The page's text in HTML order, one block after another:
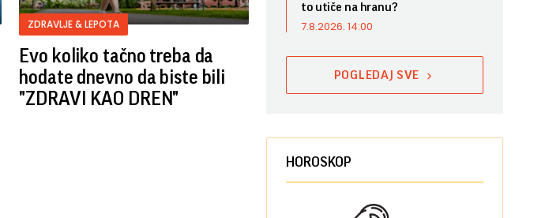
ZDRAVLJE & LEPOTA
Evo koliko tačno treba da
hodate dnevno da biste bili
"ZDRAVI KAO DREN"
to utiče na hranu?
7.8.2026. 14:00
POGLEDAJ SVE
HOROSKOP